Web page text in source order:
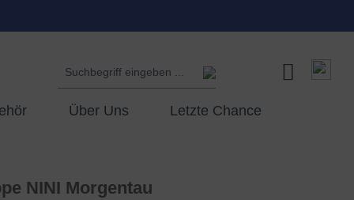
Über Uns Letzte Chance
NINI Morgentau